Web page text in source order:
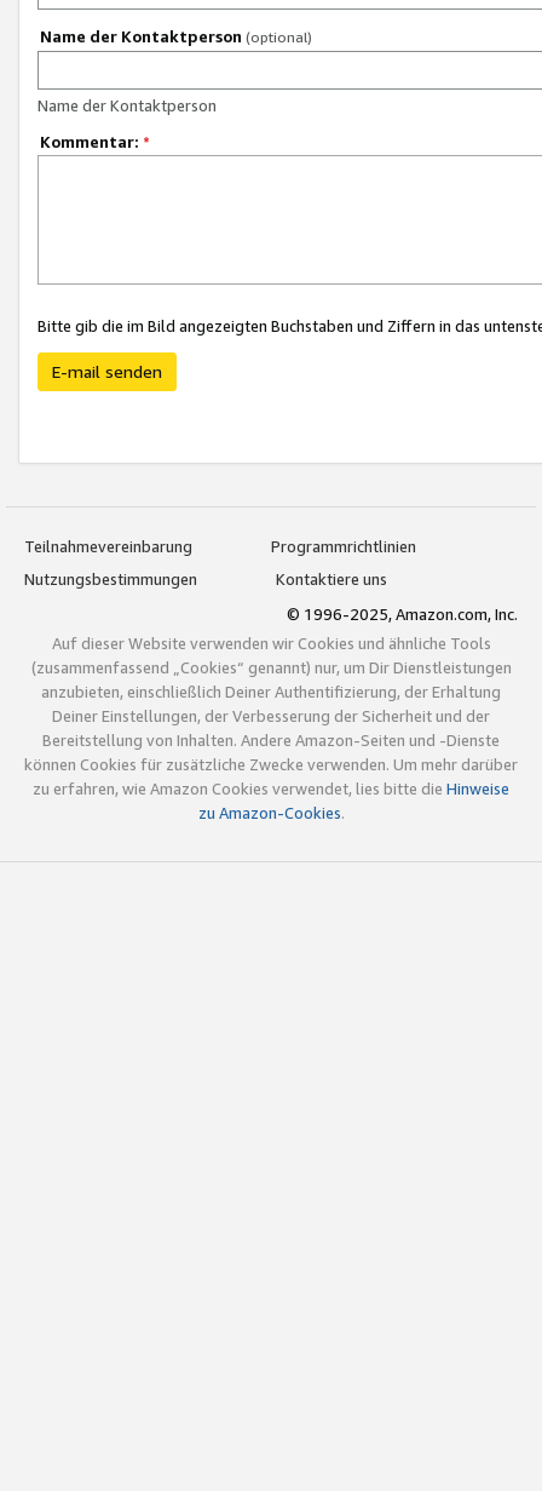
Name der Kontaktperson (optional)
Name der Kontaktperson
Kommentar: *
Bitte gib die im Bild angezeigten Buchstaben und Ziffern in das
E-mail senden
Teilnahmevereinbarung
Programmrichtlinien
Nutzungsbestimmungen
Kontaktiere uns
© 1996-2025, Amazon.com, Inc.
Auf dieser Website verwenden wir Cookies und ähnliche Tools
(zusammenfassend „Cookies“ genannt) nur, um Dir Dienstleistungen
anzubieten, einschließlich Deiner Authentifizierung, der Erhaltung
Deiner Einstellungen, der Verbesserung der Sicherheit und der
Bereitstellung von Inhalten. Andere Amazon-Seiten und -Dienste
können Cookies für zusätzliche Zwecke verwenden. Um mehr darüber
zu erfahren, wie Amazon Cookies verwendet, lies bitte die Hinweise
zu Amazon-Cookies.